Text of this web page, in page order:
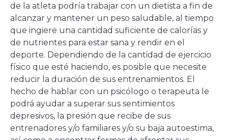
de la atleta podría trabajar con un dietista a fin de
alcanzar y mantener un peso saludable, al tiempo
que ingiere una cantidad suficiente de calorías y
de nutrientes para estar sana y rendir en el
deporte. Dependiendo de la cantidad de ejercicio
físico que esté haciendo, es posible que necesite
reducir la duración de sus entrenamientos. El
hecho de hablar con un psicólogo o terapeuta le
podrá ayudar a superar sus sentimientos
depresivos, la presión que recibe de sus
entrenadores y/o familiares y/o su baja autoestima,